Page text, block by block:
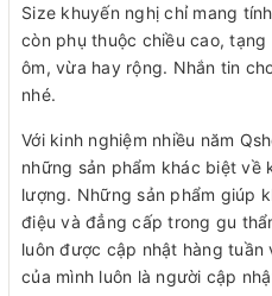
Size khuyến nghị chỉ mang
còn phụ thuộc chiều cao,
ôm, vừa hay rộng. Nhắn tin
nhé.
Với kinh nghiệm nhiều năm
những sản phẩm khác biệt về
lượng. Những sản phẩm giúp
điệu và đẳng cấp trong gu
luôn được cập nhật hàng tuần
của mình luôn là người cập